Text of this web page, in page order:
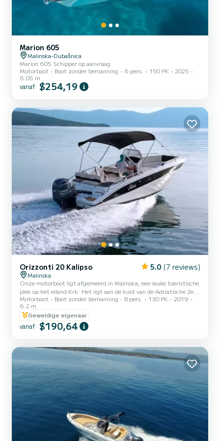
Marion 605
Malinska-Dubašnica
Marion 605 Schipper op aanvraag
Motorboot
Boot zonder bemanning 6 pers. 150 PK
2025
6.05 m
vanaf $254,19
Orizzonti 20 Kalipso 5.0 (7 reviews)
Malinska
Onze motorboot ligt afgemeerd in Malinska, een leuke toeristische
plek op het eiland Krk. Het ligt aan de kust van de Adriatische Zee,
met uitzicht op Opatija, Rijeka en het eiland Cres - allemaal tot uw
beschikking. Onze Kalipso 20 heeft een nieuwe Yamaha 130 pk
motor. Deze boot is pure perfectie voor zowel lange als korte
ritten. Klaar om nieuwe herinneringen met u te delen. In totaal is
er plaats voor 8 personen. Deze 6,20 meter lange boot maakt al uw
Motorboot Boot zonder bemanning 8 pers. 130 PK
2019
6.2 m
Geweldige eigenaar
vanaf $190,64